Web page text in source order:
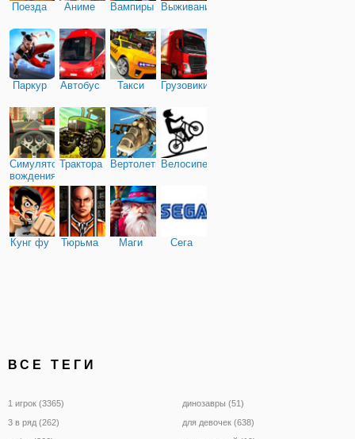
Поезда Аниме Вампиры Выживание
Паркур Автобус Такси Грузовики
Симулятор
вождения
Трактора ВертолетыВелосипед
Кунг фу Тюрьма Маги Сега
ВСЕ ТЕГИ
1 игрок (3365)
3 в ряд (262)
динозавры (51)
для девочек (638)